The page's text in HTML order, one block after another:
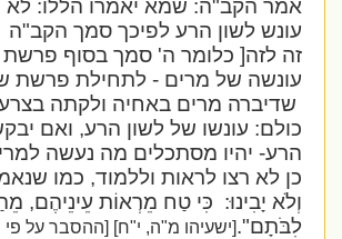
אמר הקב"ה: שמא יאמרו הללו: לא
עונש לשון הרע לפיכך סמך הקב"ה
זה לזה[ כלומר ה' סמך בסוף פרשת
עונשה של מרים - לתחילת פרשת
שדיברה מרים באחיה ולקתה
כולם: עונשו של לשון הרע, ואם
הרע- יהיו מסתכלים מה נעשה
כן לא רצו לראות וללמוד, כמו
וְלֹא יָבִינוּ: כִּי טַח מֵרְאוֹת עֵינֵיהֶם,
לִבֹּתָם".[ישעיהו מ"ה, י"ח] [ההסבר על פי